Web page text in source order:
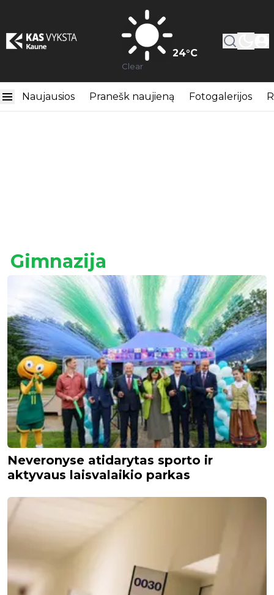
24°C
Clear
Naujausios Pranešk naujieną Fotogalerijos
Gimnazija
Neveronyse atidarytas sporto ir
aktyvaus laisvalaikio parkas